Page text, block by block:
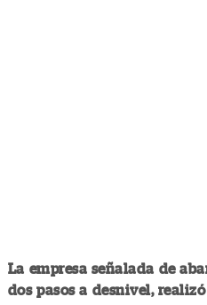
La empresa señalada de
dos pasos a desnivel,